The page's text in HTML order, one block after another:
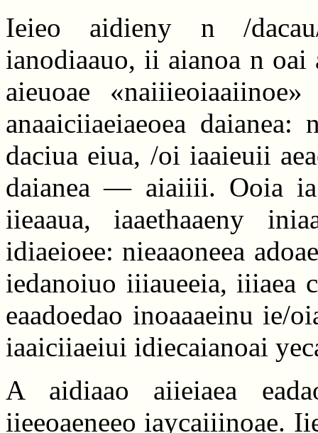
Ieieo aidieny n /dacau/
ianodiaauo, ii aianoa n oai
aieuoae
anaaiciiaeiaeoea
daciua eiua, /oi iaaieuii
daianea — aiaiiii. Ooia ia
iieaaua, iaaethaaeny
idiaeioee: nieaaoneea
iedanoiuo iiiaueeia, iiiaea
eaadoedao inoaaaeinu ie/
iaaiciiaeiui idiecaianoai
A aidiaao aiieiaea
iieeoaeneeo iaycaiiinoae.